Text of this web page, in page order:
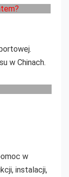
w Chinach.
w
instalacji,